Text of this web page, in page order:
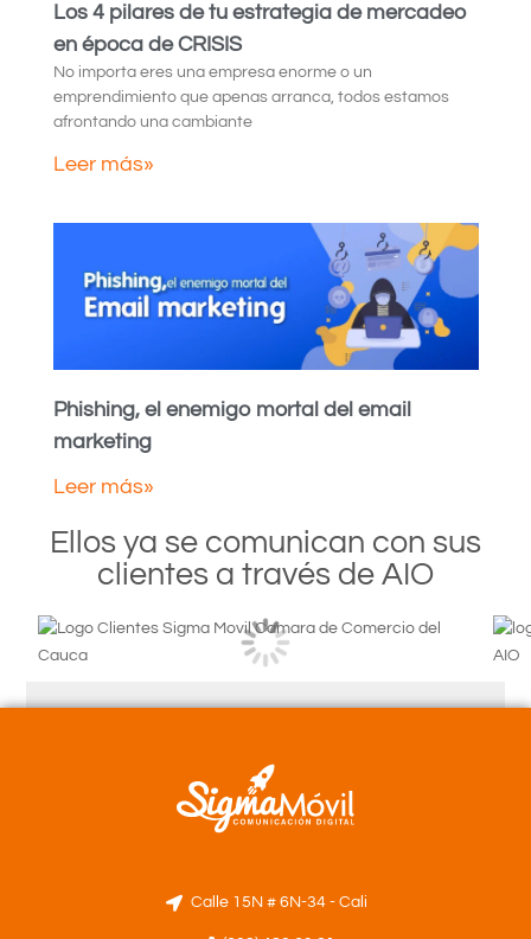
Los 4 pilares de tu estrategia de mercadeo
en época de CRISIS
No importa eres una empresa enorme o un
emprendimiento que apenas arranca, todos estamos
afrontando una cambiante
Leer más»
Phishing, el enemigo mortal del email
marketing
Leer más»
Ellos ya se comunican con sus
clientes a través de AIO
Calle 15N # 6N-34 - Cali